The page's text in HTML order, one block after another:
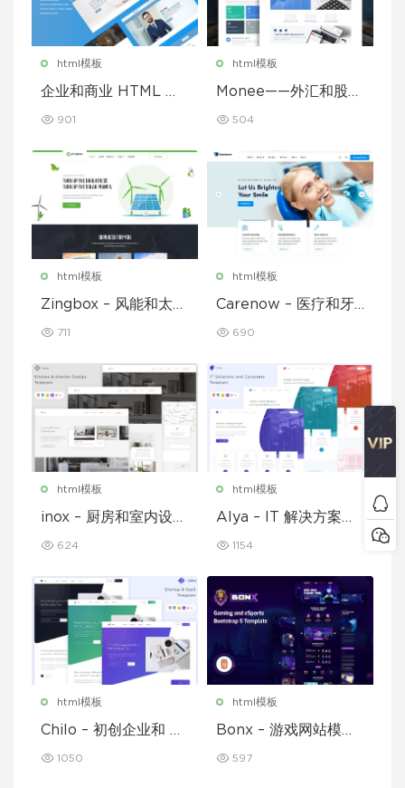
html模板
企业和商业 HTML 模
901
html模板
Monee——外汇和股票
504
html模板
Zingbox – 风能和太阳
711
html模板
Carenow – 医疗和牙
690
html模板
inox – 厨房和室内设计
624
html模板
Alya – IT 解决方案和
1154
html模板
Chilo – 初创企业和 Sa
1050
html模板
Bonx – 游戏网站模板
597